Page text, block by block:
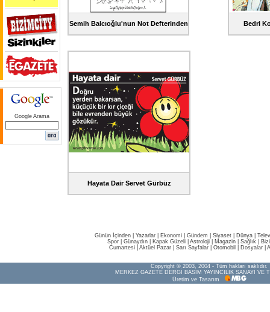
Google Arama
Semih Balcıoğlu'nun Not Defterinden Bedri
Hayata Dair Servet Gürbüz
Günün İçinden Yazarlar Ekonomi Gündem Siyaset Dünya |
Spor
Günaydın Kapak Güzeli Astroloji Magazin Sağlık
Cumartesi| Aktüel Pazar| Sarı Sayfalar| Otomobil Dosyalar|
Copyright © 2003, 2004 - Tüm hakları saklıdır.
MERKEZ GAZETE DERGİ BASIM YAYINCILIK SANAYİ VE
Üretim ve Tasarım